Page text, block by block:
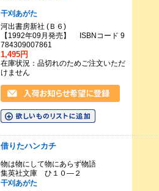
干刈あがた
河出書房新社 (Ｂ６)
【1992年09月発売】 ISBNコード 9
784309007861
1,495円
在庫状況：品切れのためご注文いただ
けません
借りたハンカチ
物は物にして物にあらず物語
集英社文庫 ひ１０―２
干刈あがた